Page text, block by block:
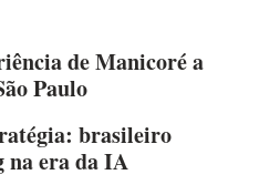
de Manicoré a
Paulo
brasileiro
na era da IA